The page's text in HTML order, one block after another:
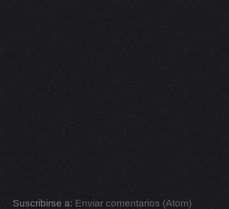
Suscribirse a: Enviar comentarios (Atom)